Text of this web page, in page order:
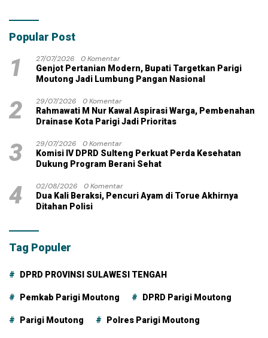
dengan Dana Pribadi
Popular Post
1 27/07/2026
0 Komentar
Genjot Pertanian Modern, Bupati Targetkan Parigi
Moutong Jadi Lumbung Pangan Nasional
2 29/07/2026
0 Komentar
Rahmawati M Nur Kawal Aspirasi Warga, Pembenahan
Drainase Kota Parigi Jadi Prioritas
3 29/07/2026
0 Komentar
Komisi IV DPRD Sulteng Perkuat Perda Kesehatan
Dukung Program Berani Sehat
4 02/08/2026
0 Komentar
Dua Kali Beraksi, Pencuri Ayam di Torue Akhirnya
Ditahan Polisi
Tag Populer
DPRD PROVINSI SULAWESI TENGAH
Pemkab Parigi Moutong DPRD Parigi Moutong
Parigi Moutong Polres Parigi Moutong